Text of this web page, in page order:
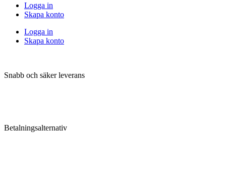
Logga in
Skapa konto
Logga in
Skapa konto
Snabb och säker leverans
Betalningsalternativ